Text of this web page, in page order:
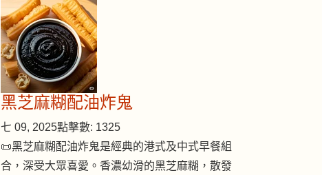
黑芝麻糊配油炸鬼
七 09, 2025點擊數: 1325
📜黑芝麻糊配油炸鬼是經典的港式及中式早餐組
合，深受大眾喜愛。香濃幼滑的黑芝麻糊，散發